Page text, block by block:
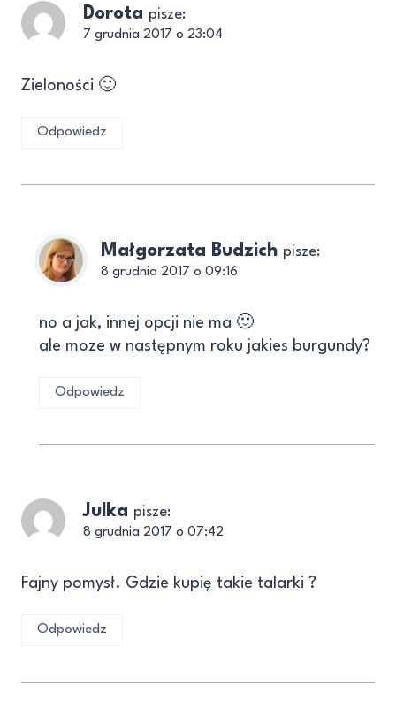
Dorota pisze:
7 grudnia 2017 o 23:04
Zieloności 🙂
Odpowiedz
Małgorzata Budzich pisze:
8 grudnia 2017 o 09:16
no a jak, innej opcji nie ma 🙂
ale moze w następnym roku jakies burgundy?
Odpowiedz
Julka pisze:
8 grudnia 2017 o 07:42
Fajny pomysł. Gdzie kupię takie talarki ?
Odpowiedz